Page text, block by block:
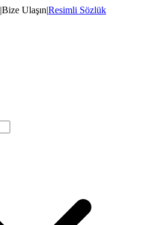
|Bize Ulaşın|Resimli Sözlük